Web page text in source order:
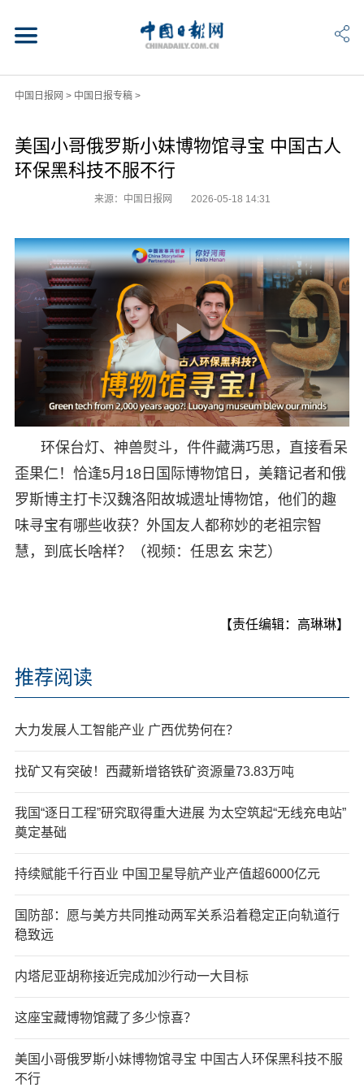
中国日报网 > 中国日报专稿>
美国小哥俄罗斯小妹博物馆寻宝 中国古人
环保黑科技不服不行
来源：中国日报网 2026-05-18 14:31
环保台灯、神兽熨斗，件件藏满巧思，直接看呆
歪果仁！恰逢5月18日国际博物馆日，美籍记者和俄
罗斯博主打卡汉魏洛阳故城遗址博物馆，他们的趣
味寻宝有哪些收获？外国友人都称妙的老祖宗智
慧，到底长啥样？（视频：任思玄 宋艺）
【责任编辑：高琳琳】
推荐阅读
大力发展人工智能产业 广西优势何在？
找矿又有突破！西藏新增铬铁矿资源量73.83万吨
我国“逐日工程”研究取得重大进展 为太空筑起“无线充电站”
奠定基础
持续赋能千行百业 中国卫星导航产业产值超6000亿元
国防部：愿与美方共同推动两军关系沿着稳定正向轨道行
稳致远
内塔尼亚胡称接近完成加沙行动一大目标
这座宝藏博物馆藏了多少惊喜？
美国小哥俄罗斯小妹博物馆寻宝 中国古人环保黑科技不服
不行